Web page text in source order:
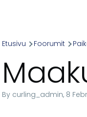
Etusivu Foorumit
By curling_admin, 8